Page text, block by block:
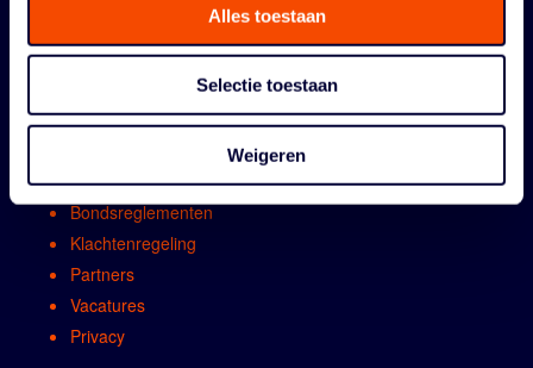
Alles toestaan
Selectie toestaan
Weigeren
Contact
Algemene vergadring
Bestuur
Comissies en werkgroepen
Medewerkers
Bondsreglementen
Klachtenregeling
Partners
Vacatures
Privacy